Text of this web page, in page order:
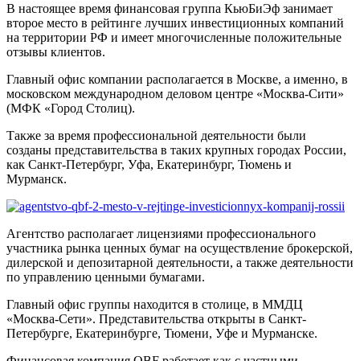
В настоящее время финансовая группа КьюБиЭф занимает
второе место в рейтинге лучших инвестиционных компаний
на территории РФ и имеет многочисленные положительные
отзывы клиентов.
Главный офис компании располагается в Москве, а именно, в
московском международном деловом центре «Москва-Сити»
(МФК «Город Столиц).
Также за время профессиональной деятельности были
созданы представительства в таких крупных городах России,
как Санкт-Петербург, Уфа, Екатеринбург, Тюмень и
Мурманск.
Агентство располагает лицензиями профессионального
участника рынка ценных бумаг на осуществление брокерской,
дилерской и депозитарной деятельности, а также деятельности
по управлению ценными бумагами.
Главный офис группы находится в столице, в ММДЦ
«Москва-Сети». Представительства открыты в Санкт-
Петербурге, Екатеринбурге, Тюмени, Уфе и Мурманске.